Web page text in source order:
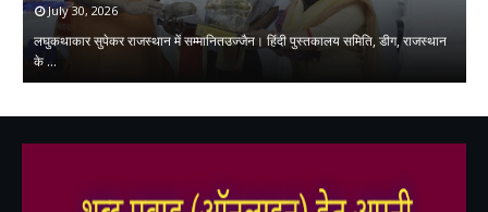
July 30, 2026
लघुकथाकार सुपेकर राजस्थान में सम्मानितउज्जैन। हिंदी पुस्तकालय समिति, डीग, राजस्थान
के …